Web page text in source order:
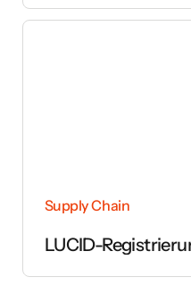
Supply Chain
LUCID-